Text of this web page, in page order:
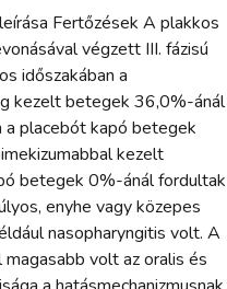
Fertőzések A plakkos
végzett III. fázisú
időszakában a
kezelt betegek 36,0%-ánál
placebót kapó betegek
kezelt
betegek 0%-ánál fordultak
enyhe vagy közepes
nasopharyngitis volt. A
volt az oralis és